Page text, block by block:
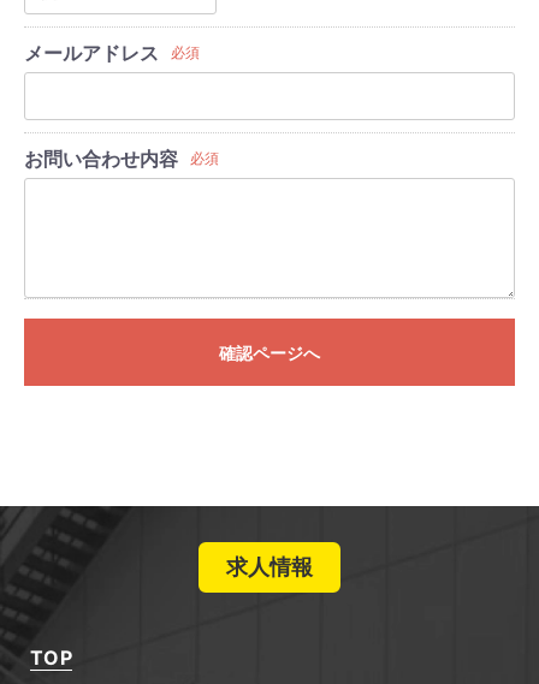
メールアドレス 必須
お問い合わせ内容 必須
確認ページへ
求人情報
TOP